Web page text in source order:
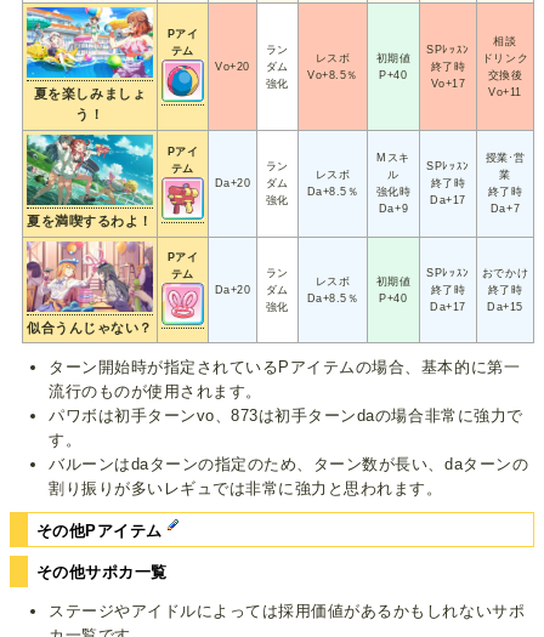
夏を楽しみましょ
う！
Pアイ
テム
Vo+20
ラン
ダム
強化
レスボ
Vo+8.5％
初期値
P+40
SPﾚｯｽﾝ
終了時
Vo+17
相談
ドリンク
交換後
Vo+11
夏を満喫するわよ！
Pアイ
テム
Da+20
ラン
ダム
強化
レスボ
Da+8.5％
Mスキ
ル
強化時
Da+9
SPﾚｯｽﾝ
終了時
Da+17
授業·営
業
終了時
Da+7
似合うんじゃない？
Pアイ
テム
Da+20
ラン
ダム
強化
レスボ
Da+8.5％
初期値
P+40
SPﾚｯｽﾝ
終了時
Da+17
おでかけ
終了時
Da+15
ターン開始時が指定されているPアイテムの場合、基本的に第一
流行のものが使用されます。
パワボは初手ターンvo、873は初手ターンdaの場合非常に強力で
す。
バルーンはdaターンの指定のため、ターン数が長い、daターンの
割り振りが多いレギュでは非常に強力と思われます。
その他Pアイテム
その他サポカ一覧
ステージやアイドルによっては採用価値があるかもしれないサポ